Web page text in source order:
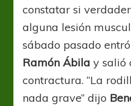
constatar si
alguna lesión
sábado pasado
Ramón Ábila y salió
contractura. “La
nada grave” dijo